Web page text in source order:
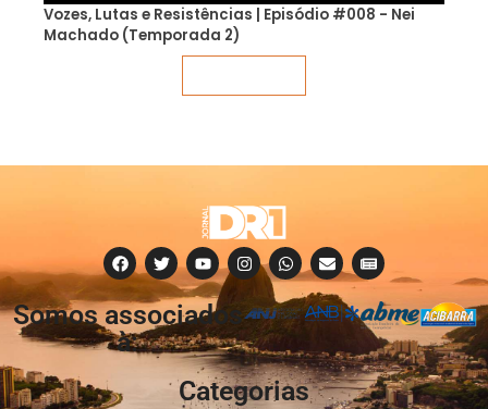
Vozes, Lutas e Resistências | Episódio #008 - Nei
Machado (Temporada 2)
Somos associados
à:
Categorias